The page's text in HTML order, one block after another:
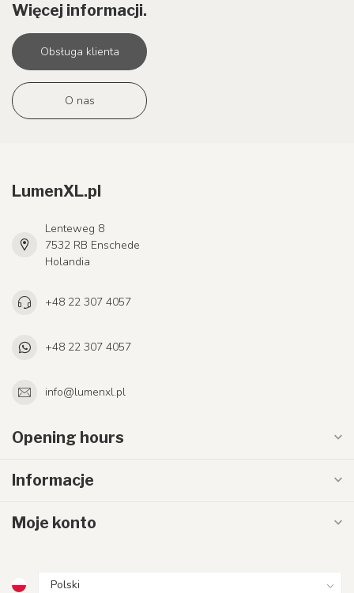
Więcej informacji.
Obsługa klienta
O nas
LumenXL.pl
Lenteweg 8
7532 RB Enschede
Holandia
+48 22 307 4057
+48 22 307 4057
info@lumenxl.pl
Opening hours
Informacje
Moje konto